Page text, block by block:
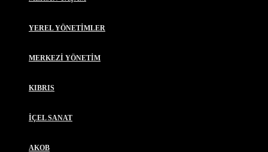
YEREL YÖNETİMLER
MERKEZİ YÖNETİM
KIBRIS
İÇEL SANAT
AKOB